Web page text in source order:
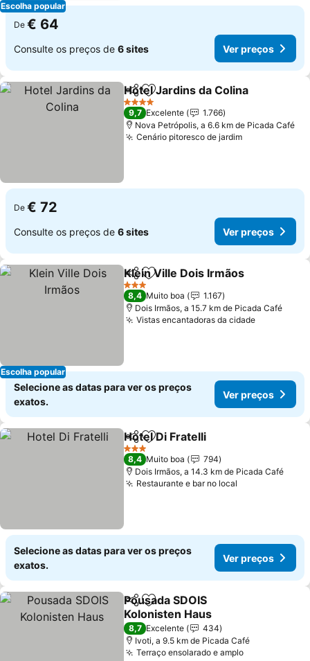
Escolha popular
De € 64
Consulte os preços de 6 sites Ver preços
PartilharAdicionar aos favoritos
Hotel Jardins da Colina
4 Estrelas
9,7 Excelente
1.766
Nova Petrópolis, a 6.6 km de Picada Café
Cenário pitoresco de jardimVer preços
De € 72
Consulte os preços de 6 sites Ver preços
Escolha popular
PartilharAdicionar aos favoritos
Klein Ville Dois Irmãos
3 Estrelas
8,4 Muito boa
1.167
Dois Irmãos, a 15.7 km de Picada Café
Vistas encantadoras da cidadeVer
Selecione as datas para ver os preços
exatos.
Ver preços
PartilharAdicionar aos favoritos
Hotel Di Fratelli
3 Estrelas
8,4 Muito boa
794
Dois Irmãos, a 14.3 km de Picada Café
Restaurante e bar no local
Selecione as datas para ver os preços
exatos.
Ver preços
PartilharAdicionar aos favoritos
Pousada SDOIS
Kolonisten Haus
Ver preços
8,7 Excelente
434
Ivoti, a 9.5 km de Picada Café
Terraço ensolarado e amploVer preços